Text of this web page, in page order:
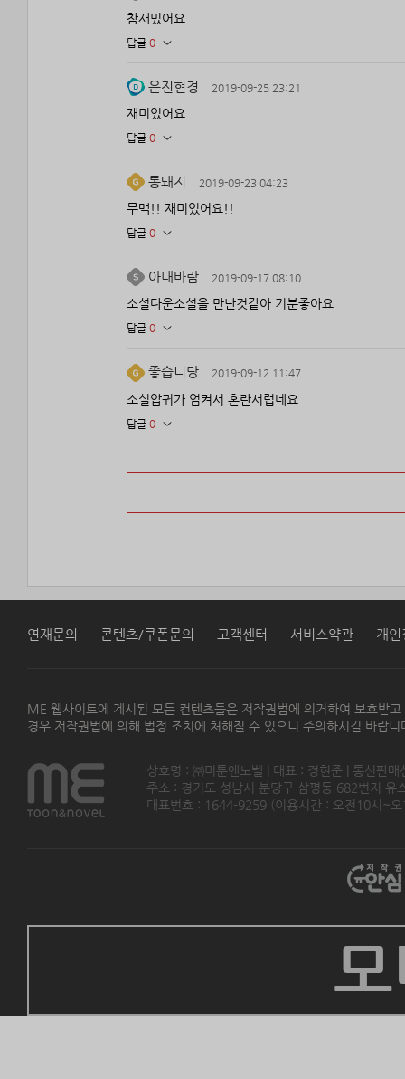
참재밌어요
답글 0
은진현경 2019-09-25 23:21
재미있어요
답글 0
통돼지 2019-09-23 04:23
무맥!! 재미있어요!!
답글 0
아내바람 2019-09-17 08:10
소설다운소설을 만난것같아 기분좋아요
답글 0
좋습니당 2019-09-12 11:47
소설압귀가 엄켜서 혼란서럽네요
답글 0
연재문의 콘텐츠/쿠폰문의 고객센터 서비스약관 개인
ME 웹사이트에 게시된 모든 컨텐츠들은 저작권법에 의거하여 보호받
경우 저작권법에 의해 법정 조치에 처해질 수 있으니 주의하시길 바랍니
상호명 : ㈜미툰앤노벨 | 대표 : 정현준 | 통신판
주소 : 경기도 성남시 분당구 삼평동 682번지
대표번호 : 1644-9259 (이용시간 : 오전10시~